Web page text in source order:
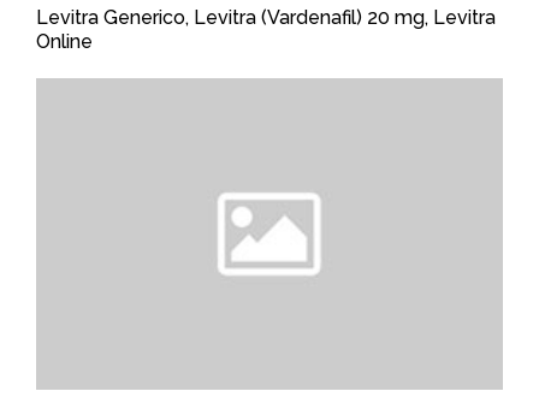
Levitra Generico, Levitra (Vardenafil) 20 mg, Levitra
Online